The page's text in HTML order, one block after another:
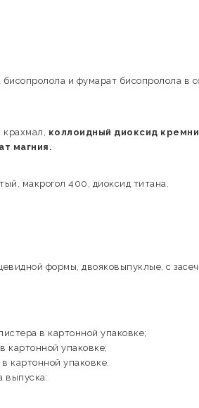
и фумарат бисопролола в
крахмал, коллоидный диоксид
магния.
макрогол 400, диоксид титана.
формы, двояковыпуклые, с
в картонной упаковке;
картонной упаковке;
картонной упаковке.
выпуска: